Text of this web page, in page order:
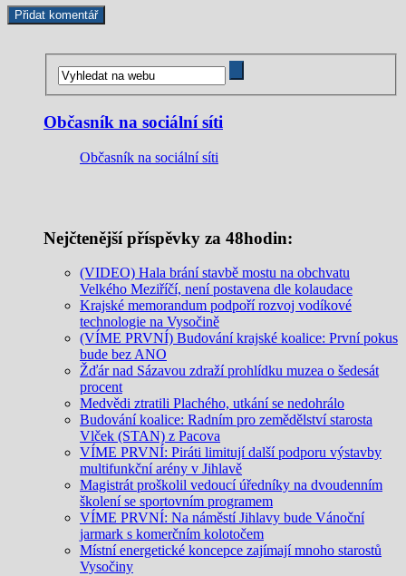
Občasník na sociální síti
Občasník na sociální síti
Nejčtenější příspěvky za 48hodin:
(VIDEO) Hala brání stavbě mostu na obchvatu
Velkého Meziříčí, není postavena dle kolaudace
Krajské memorandum podpoří rozvoj vodíkové
technologie na Vysočině
(VÍME PRVNÍ) Budování krajské koalice: První pokus
bude bez ANO
Žďár nad Sázavou zdraží prohlídku muzea o šedesát
procent
Medvědi ztratili Plachého, utkání se nedohrálo
Budování koalice: Radním pro zemědělství starosta
Vlček (STAN) z Pacova
VÍME PRVNÍ: Piráti limitují další podporu výstavby
multifunkční arény v Jihlavě
Magistrát proškolil vedoucí úředníky na dvoudenním
školení se sportovním programem
VÍME PRVNÍ: Na náměstí Jihlavy bude Vánoční
jarmark s komerčním kolotočem
Místní energetické koncepce zajímají mnoho starostů
Vysočiny